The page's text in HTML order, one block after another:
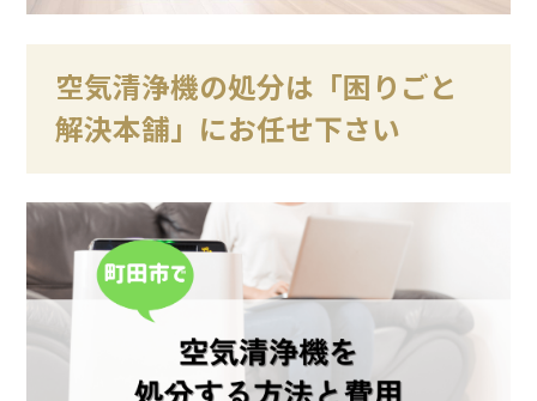
空気清浄機の処分は「困りごと
解決本舗」にお任せ下さい